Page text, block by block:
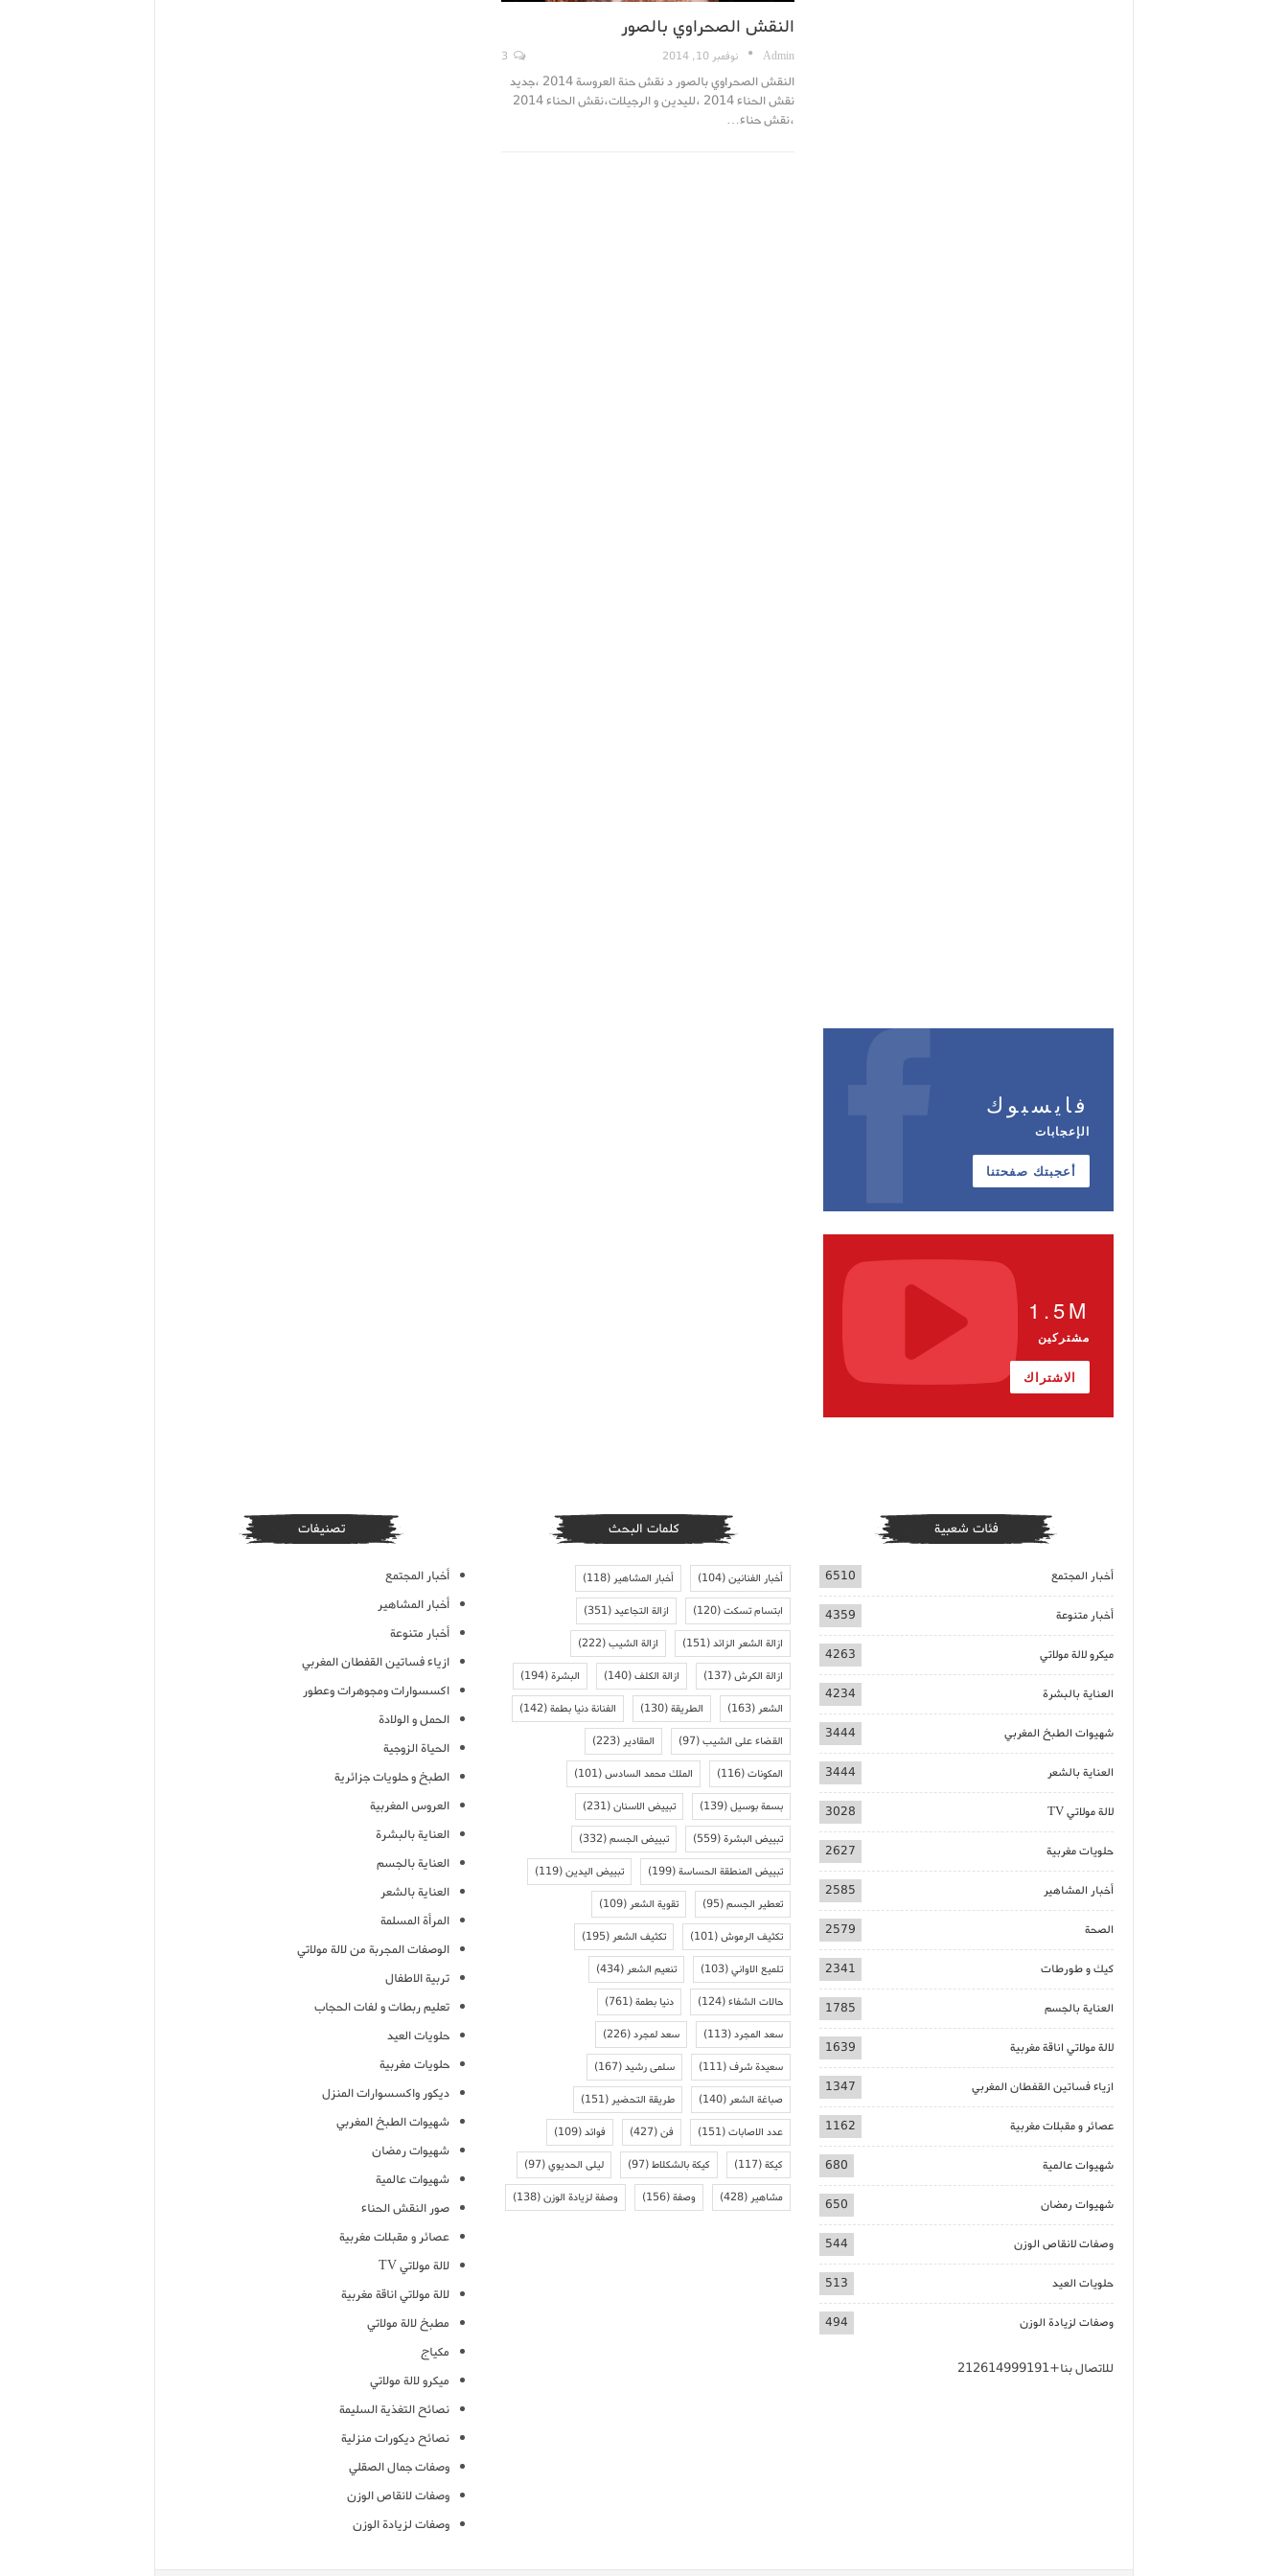
النقش الصحراوي بالصور
Admin نوفمبر 10, 2014
النقش الصحراوي بالصور د نقش حنة العروسة 2014 ،جديد
نقش الحناء 2014 ،لليدين و الرجيلات،نقش الحناء 2014
،نقش حناء…
فايسبوك
الإعجابات
أعجبتك صفحتنا
1.5M
مشتركين
الاشتراك
فئات شعبية
أخبار المجتمع 6510
أخبار متنوعة 4359
ميكرو لالة مولاتي 4263
العناية بالبشرة 4234
شهيوات الطبخ المغربي 3444
العناية بالشعر 3444
لالة مولاتي TV 3028
حلويات مغربية 2627
أخبار المشاهير 2585
الصحة 2579
كيك و طورطات 2341
العناية بالجسم 1785
لالة مولاتي اناقة مغربية 1639
ازياء فساتين القفطان المغربي 1347
عصائر و مقبلات مغربية 1162
شهيوات عالمية 680
شهيوات رمضان 650
وصفات لانقاص الوزن 544
حلويات العيد 513
وصفات لزيادة الوزن 494
للاتصال بنا+212614999191
كلمات البحث
أخبار الفنانين(104) أخبار المشاهير(118)
ابتسام تسكت(120) ازالة التجاعيد(351)
ازالة الشعر الزائد(151) ازالة الشيب(222)
ازالة الكرش(137) ازالة الكلف(140) البشرة(194)
الشعر(163) الطريقة(130) الفنانة دنيا بطمة(142)
القضاء على الشيب(97) المقادير(223)
المكونات(116) الملك محمد السادس(101)
بسمة بوسيل(139) تبييض الاسنان(231)
تبييض البشرة(559) تبييض الجسم(332)
تبييض المنطقة الحساسة(199) تبييض اليدين(119)
تعطير الجسم(95) تقوية الشعر(109)
تكثيف الرموش(101) تكثيف الشعر(195)
تلميع الاواني(103) تنعيم الشعر(434)
حالات الشفاء(124) دنيا بطمة(761)
سعد المجرد(113) سعد لمجرد(226)
سعيدة شرف(111) سلمى رشيد(167)
صباغة الشعر(140) طريقة التحضير(151)
عدد الاصابات(151) فن(427) فوائد(109)
كيكة(117) كيكة بالشكلاط(97) ليلى الحديوي(97)
مشاهير(428) وصفة(156) وصفة لزيادة الوزن(138)
تصنيفات
أخبار المجتمع
أخبار المشاهير
أخبار متنوعة
ازياء فساتين القفطان المغربي
اكسسوارات ومجوهرات وعطور
الحمل و الولادة
الحياة الزوجية
الطبخ و حلويات جزائرية
العروس المغربية
العناية بالبشرة
العناية بالجسم
العناية بالشعر
المرأة المسلمة
الوصفات المجربة من لالة مولاتي
تربية الاطفال
تعليم ربطات و لفات الحجاب
حلويات العيد
حلويات مغربية
ديكور واكسسوارات المنزل
شهيوات الطبخ المغربي
شهيوات رمضان
شهيوات عالمية
صور النقش الحناء
عصائر و مقبلات مغربية
لالة مولاتي TV
لالة مولاتي اناقة مغربية
مطبخ لالة مولاتي
مكياج
ميكرو لالة مولاتي
نصائح التغذية السليمة
نصائح ديكورات منزلية
وصفات جمال الصقلي
وصفات لانقاص الوزن
وصفات لزيادة الوزن